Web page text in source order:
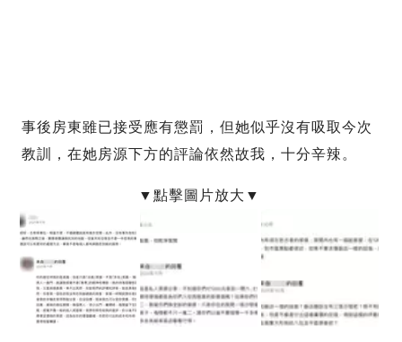
事後房東雖已接受應有懲罰，但她似乎沒有吸取今次
教訓，在她房源下方的評論依然故我，十分辛辣。